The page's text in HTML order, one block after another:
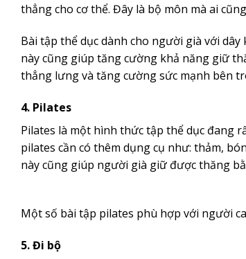
thẳng cho cơ thể. Đây là bộ môn mà ai
Bài tập thể dục dành cho người già với
này cũng giúp tăng cường khả năng giữ
thẳng lưng và tăng cường sức mạnh bên
4. Pilates
Pilates là một hình thức tập thể dục đang
pilates cần có thêm dụng cụ như: thảm,
này cũng giúp người già giữ được thăng
Một số bài tập pilates phù hợp với người
5. Đi bộ